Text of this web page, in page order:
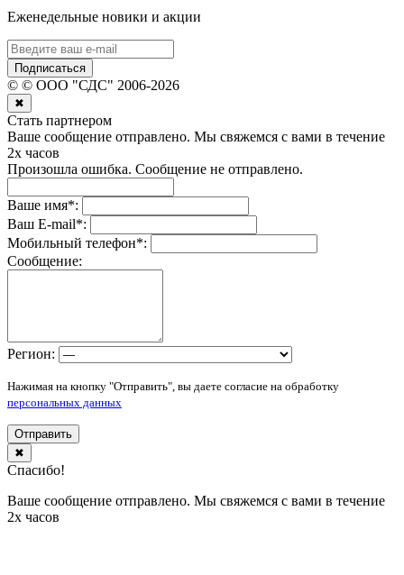
Еженедельные новики и акции
Подписаться
© © ООО "СДС" 2006-2026
✖
Стать партнером
Ваше сообщение отправлено. Мы свяжемся с вами в течение
2х часов
Произошла ошибка. Сообщение не отправлено.
Ваше имя*:
Ваш E-mail*:
Мобильный телефон*:
Сообщение:
Регион:
Нажимая на кнопку "Отправить", вы даете согласие на обработку
персональных данных
Отправить
✖
Спасибо!
Ваше сообщение отправлено. Мы свяжемся с вами в течение
2х часов